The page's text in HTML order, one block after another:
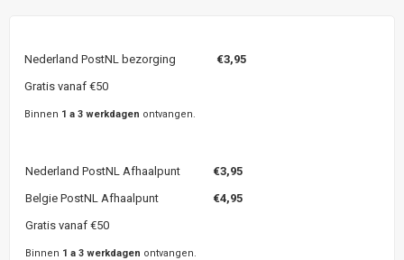
Nederland PostNL bezorging €3,95
Gratis vanaf €50
Binnen 1 a 3 werkdagen ontvangen.
Nederland PostNL Afhaalpunt €3,95
Belgie PostNL Afhaalpunt
€4,95
Gratis vanaf €50
Binnen 1 a 3 werkdagen ontvangen.